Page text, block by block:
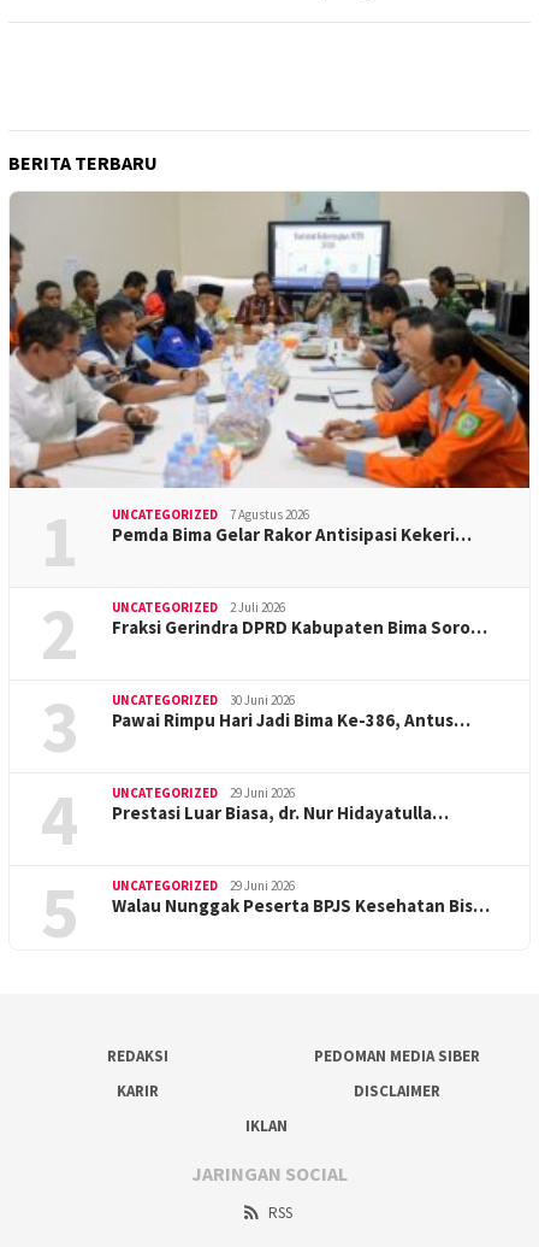
BERITA TERBARU
1 UNCATEGORIZED 7 Agustus 2026
Pemda Bima Gelar Rakor Antisipasi Kekeri…
2 UNCATEGORIZED 2 Juli 2026
Fraksi Gerindra DPRD Kabupaten Bima Soro…
3 UNCATEGORIZED 30 Juni 2026
Pawai Rimpu Hari Jadi Bima Ke-386, Antus…
4 UNCATEGORIZED 29 Juni 2026
Prestasi Luar Biasa, dr. Nur Hidayatulla…
5 UNCATEGORIZED 29 Juni 2026
Walau Nunggak Peserta BPJS Kesehatan Bis…
REDAKSI
PEDOMAN MEDIA SIBER
KARIR
DISCLAIMER
IKLAN
JARINGAN SOCIAL
RSS